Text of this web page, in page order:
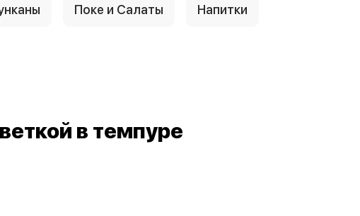
Поке и Салаты Напитки
в темпуре